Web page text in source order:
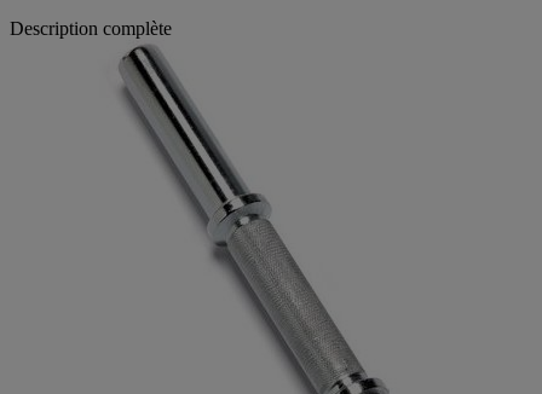
Description complète